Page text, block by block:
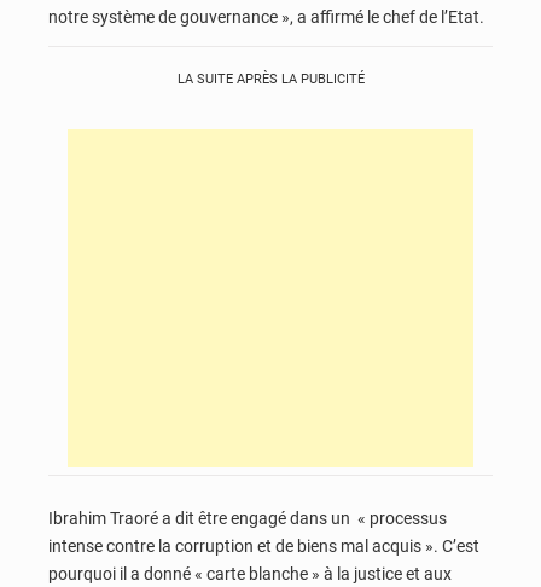
notre système de gouvernance », a affirmé le chef de l’Etat.
LA SUITE APRÈS LA PUBLICITÉ
Ibrahim Traoré a dit être engagé dans un « processus
intense contre la corruption et de biens mal acquis ». C’est
pourquoi il a donné « carte blanche » à la justice et aux